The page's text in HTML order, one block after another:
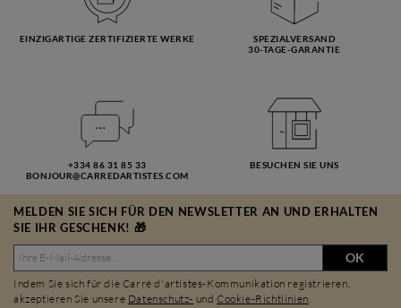
EINZIGARTIGE ZERTIFIZIERTE WERKE
SPEZIALVERSAND
30-TAGE-GARANTIE
+334 86 31 85 33
BONJOUR@CARREDARTISTES.COM
BESUCHEN SIE UNS
MELDEN SIE SICH FÜR DEN NEWSLETTER AN UND ERHALTEN
SIE IHR GESCHENK! 🎁
OK
Indem Sie sich für die Carré d'artistes-Kommunikation registrieren,
akzeptieren Sie unsere Datenschutz- undCookie-Richtlinien